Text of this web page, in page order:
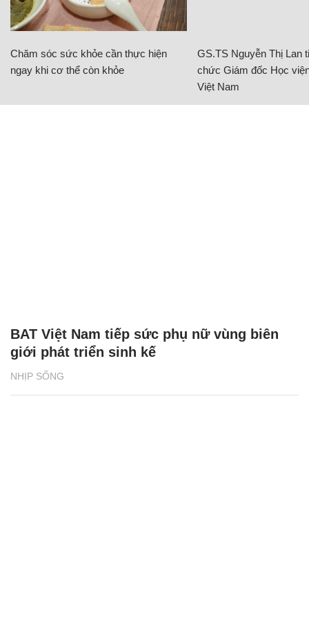
Chăm sóc sức khỏe cần thực hiện
ngay khi cơ thể còn khỏe
GS.TS Nguyễn Thị Lan
chức Giám đốc Học
Việt Nam
NHỊP SỐNG
BAT Việt Nam tiếp sức phụ nữ vùng biên
giới phát triển sinh kế